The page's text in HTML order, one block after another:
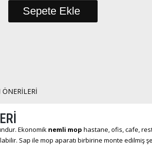
Ekonomik nemli mop hastane, ofis, cafe,
Sap ile mop aparatı birbirine monte edilmiş